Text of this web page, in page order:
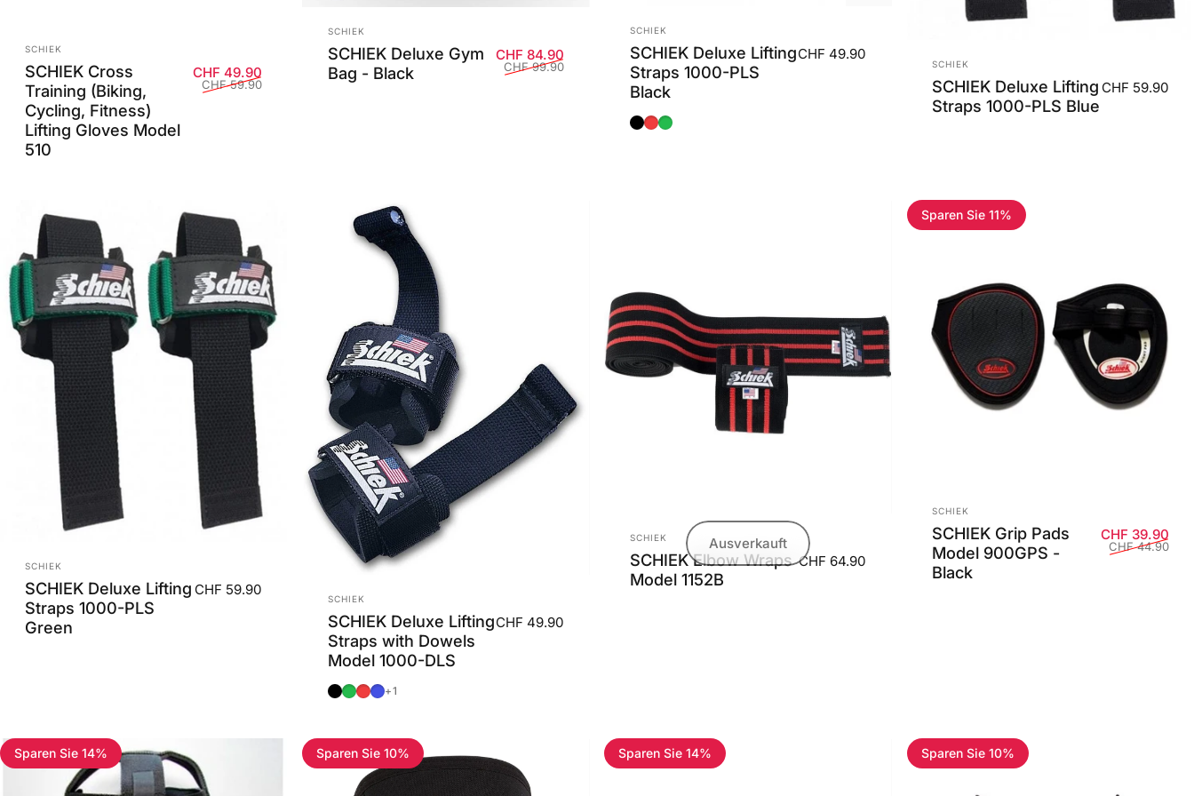
Anbieter:
SCHIEK
SCHIEK Cross
Training (Biking,
Cycling, Fitness)
Lifting Gloves Model
510
Verkaufspreis
CHF 49.90Normaler Preis
CHF 59.90
Anbieter:
SCHIEK
SCHIEK Deluxe Gym
Bag - Black
Verkaufspreis
CHF 84.90Normaler Preis
CHF 99.90
Anbieter:
SCHIEK
SCHIEK Deluxe Lifting
Straps 1000-PLS
Black
CHF 49.90
Black
RedGreen
Anbieter:
SCHIEK
SCHIEK Deluxe Lifting
Straps 1000-PLS Blue
CHF 59.90
Anbieter:
SCHIEK
SCHIEK Deluxe Lifting
Straps 1000-PLS
Green
CHF 59.90 Anbieter:
SCHIEK
SCHIEK Deluxe Lifting
Straps with Dowels
Model 1000-DLS
CHF 49.90
Black
Green
RedBlue
+1
Ausverkauft
Anbieter:
SCHIEK
SCHIEK Elbow Wraps
Model 1152B
CHF 64.90
Sparen Sie 11%
Anbieter:
SCHIEK
SCHIEK Grip Pads
Model 900GPS -
Black
CHF 39.90
CHF 44.90
Sparen Sie 14% Sparen Sie 10% Sparen Sie 14% Sparen Sie 10%